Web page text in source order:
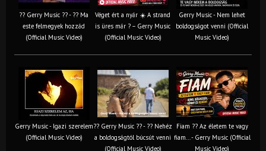
?? Gerry Music ?? - ?? Ma
este felmegyek hozzád
(Official Music Video)
Véget ért a nyár ☀️ A strand
is üres már ? – Gerry Music
(Official Music Video)
Gerry Music - Nem lehet
boldogságot venni (Official
Music Video)
Gerry Music - Igazi szerelem
(Official Music Video)
?? Gerry Music ?? - ?? Nehéz
a boldogságtól búcsút venni
(Official Music Video)
Fiam ?‍? Az életem te vagy
fiam... - Gerry Music (Official
Music Video)